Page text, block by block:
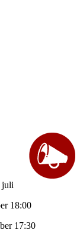
juli
18:00
17:30